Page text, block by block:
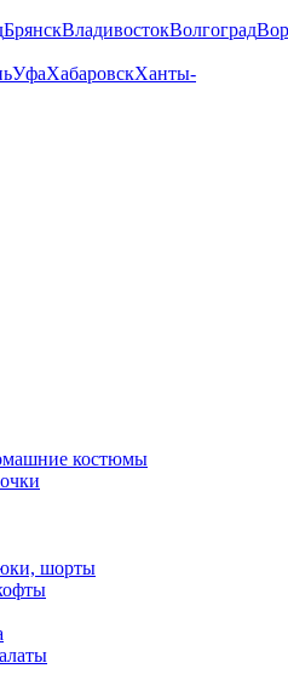
БрянскВладивостокВолгоград
УфаХабаровскХанты-
костюмы
шорты